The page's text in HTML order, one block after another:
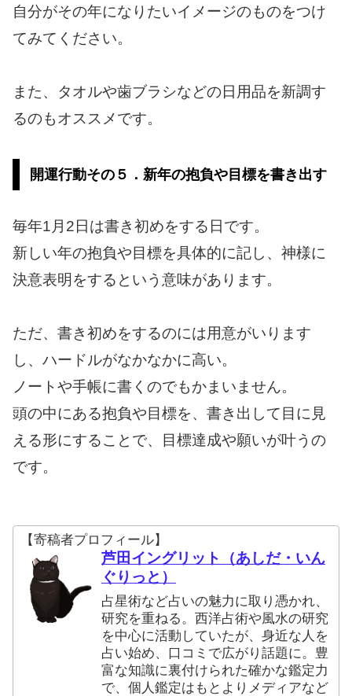
自分がその年になりたいイメージのものをつけ
てみてください。
また、タオルや歯ブラシなどの日用品を新調す
るのもオススメです。
開運行動その５．新年の抱負や目標を書き出す
毎年1月2日は書き初めをする日です。
新しい年の抱負や目標を具体的に記し、神様に
決意表明をするという意味があります。
ただ、書き初めをするのには用意がいります
し、ハードルがなかなかに高い。
ノートや手帳に書くのでもかまいません。
頭の中にある抱負や目標を、書き出して目に見
える形にすることで、目標達成や願いが叶うの
です。
【寄稿者プロフィール】
芦田イングリット（あしだ・いん
ぐりっと）
占星術など占いの魅力に取り憑かれ、
研究を重ねる。西洋占術や風水の研究
を中心に活動していたが、身近な人を
占い始め、口コミで広がり話題に。豊
富な知識に裏付けられた確かな鑑定力
で、個人鑑定はもとよりメディアなど